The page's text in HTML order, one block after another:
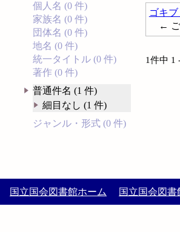
個人名 (0 件)
家族名 (0 件)
団体名 (0 件)
地名 (0 件)
統一タイトル (0 件)
著作 (0 件)
普通件名 (1 件)
細目なし (1 件)
ジャンル・形式 (0 件)
ゴキブ
← ご
1件中
国立国会図書館ホーム 国立国会図書